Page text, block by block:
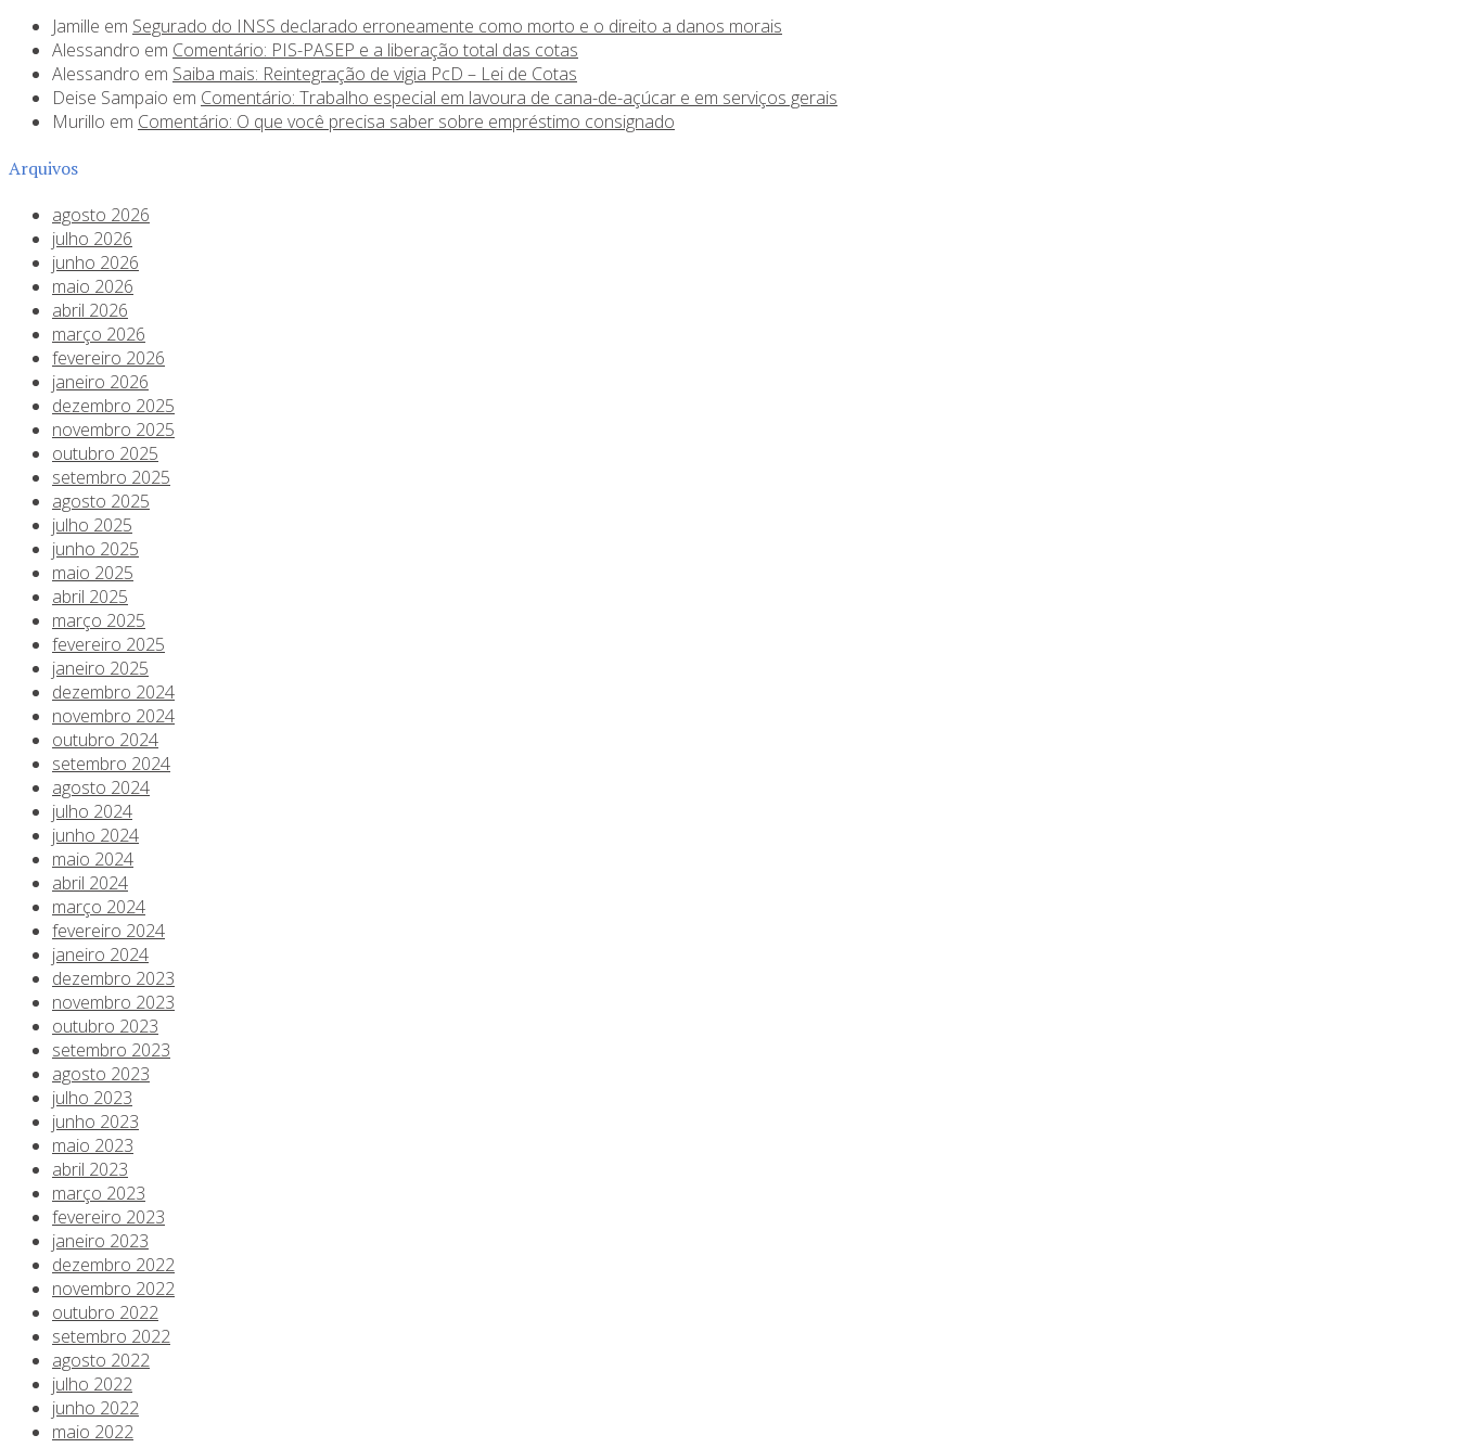
Jamille em Segurado do INSS declarado erroneamente como morto e o direito a danos morais
Alessandro em Comentário: PIS-PASEP e a liberação total das cotas
Alessandro em Saiba mais: Reintegração de vigia PcD – Lei de Cotas
Deise Sampaio em Comentário: Trabalho especial em lavoura de cana-de-açúcar e em serviços gerais
Murillo em Comentário: O que você precisa saber sobre empréstimo consignado
Arquivos
agosto 2026
julho 2026
junho 2026
maio 2026
abril 2026
março 2026
fevereiro 2026
janeiro 2026
dezembro 2025
novembro 2025
outubro 2025
setembro 2025
agosto 2025
julho 2025
junho 2025
maio 2025
abril 2025
março 2025
fevereiro 2025
janeiro 2025
dezembro 2024
novembro 2024
outubro 2024
setembro 2024
agosto 2024
julho 2024
junho 2024
maio 2024
abril 2024
março 2024
fevereiro 2024
janeiro 2024
dezembro 2023
novembro 2023
outubro 2023
setembro 2023
agosto 2023
julho 2023
junho 2023
maio 2023
abril 2023
março 2023
fevereiro 2023
janeiro 2023
dezembro 2022
novembro 2022
outubro 2022
setembro 2022
agosto 2022
julho 2022
junho 2022
maio 2022